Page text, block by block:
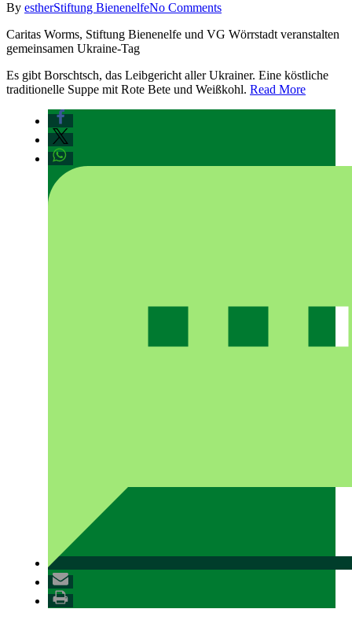
By estherStiftung BienenelfeNo Comments
Caritas Worms, Stiftung Bienenelfe und VG Wörrstadt veranstalten
gemeinsamen Ukraine-Tag
Es gibt Borschtsch, das Leibgericht aller Ukrainer. Eine köstliche
traditionelle Suppe mit Rote Bete und Weißkohl. Read More